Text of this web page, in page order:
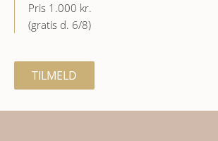
Pris 1.000 kr.
(gratis d. 6/8)
TILMELD